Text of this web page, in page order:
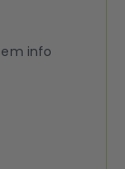
info